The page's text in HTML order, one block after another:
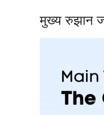
मुख्य रुझान